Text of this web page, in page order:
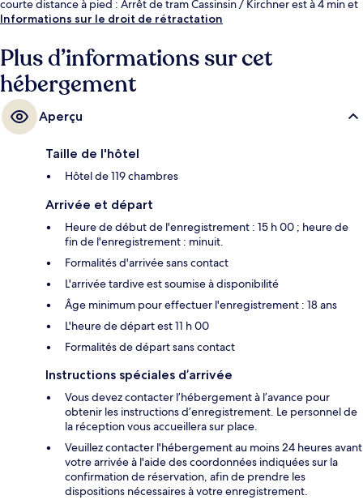
courte distance à pied : Arrêt de tram Cassinsin / Kirchner est à 4 min et
Arrêt de tram Parc Phœnix, à 5 min.
Informations sur le droit de rétractation
Plus d’informations sur cet
hébergement
Aperçu
Taille de l'hôtel
Hôtel de 119 chambres
Arrivée et départ
Heure de début de l'enregistrement : 15 h 00 ; heure de
fin de l'enregistrement : minuit.
Formalités d'arrivée sans contact
L'arrivée tardive est soumise à disponibilité
Âge minimum pour effectuer l'enregistrement : 18 ans
L'heure de départ est 11 h 00
Formalités de départ sans contact
Instructions spéciales d’arrivée
Vous devez contacter l’hébergement à l’avance pour
obtenir les instructions d’enregistrement. Le personnel de
la réception vous accueillera sur place.
Veuillez contacter l'hébergement au moins 24 heures avant
votre arrivée à l'aide des coordonnées indiquées sur la
confirmation de réservation, afin de prendre les
dispositions nécessaires à votre enregistrement.